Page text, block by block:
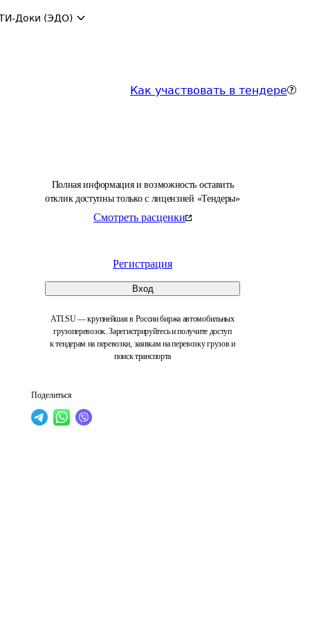
Доки (ЭДО)
Как участвовать в тендере
Полная информация и возможность оставить
отклик доступны только с лицензией «Тендеры»
Смотреть расценки
Регистрация
Вход
ATI.SU — крупнейшая в России биржа автомобильных
грузоперевозок. Зарегистрируйтесь и получите доступ
к тендерам на перевозки, заявкам на перевозку грузов и
поиск транспорта
Поделиться